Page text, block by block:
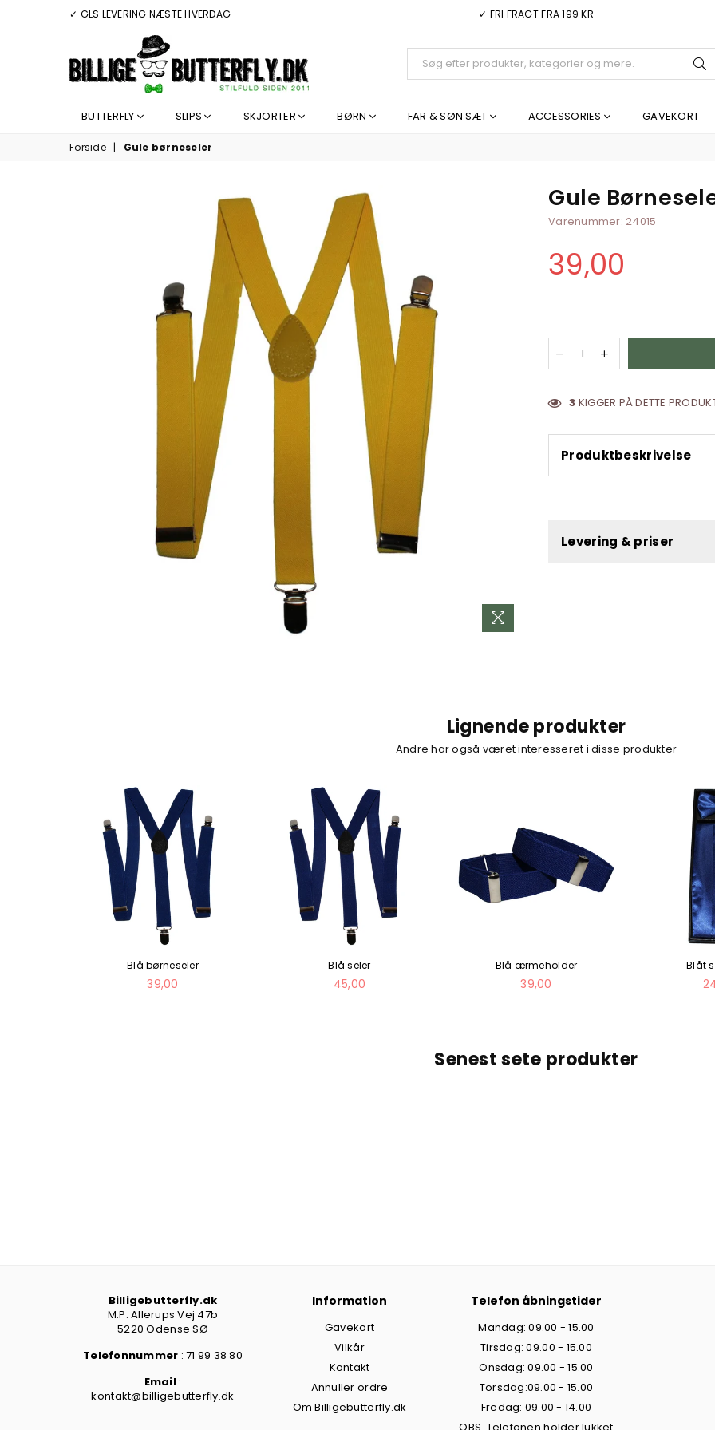
✓ GLS LEVERING NÆSTE HVERDAG ✓ FRI FRAGT FRA 199 KR
BILLIGEBUTTERFLY.DK
BUTTERFLY SLIPS SKJORTER BØRN FAR & SØN SÆT ACCESSORIES GAVEKORT
Forside | Gule børneseler
Gule
Varenummer: 24015
Normal
39,00
3 KIGGER PÅ DETTE
Produktbeskrivelse
Levering & priser
Lignende produkter
Andre har også været interesseret i disse produkter
Blå børneseler
Normal
39,00
Blå seler
Normal
45,00
Blå ærmeholder
Normal
39,00
Blåt
Senest sete produkter
Billigebutterfly.dk
M.P. Allerups Vej 47b
5220 Odense SØ
Telefonnummer : 71 99 38 80
Email:
kontakt@billigebutterfly.dk
Information
Gavekort
Vilkår
Kontakt
Annuller ordre
Om Billigebutterfly.dk
Telefon åbningstider
Mandag: 09.00 - 15.00
Tirsdag: 09.00 - 15.00
Onsdag: 09.00 - 15.00
Torsdag:09.00 - 15.00
Fredag: 09.00 - 14.00